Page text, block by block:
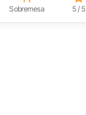
Sobremesa 5 / 5